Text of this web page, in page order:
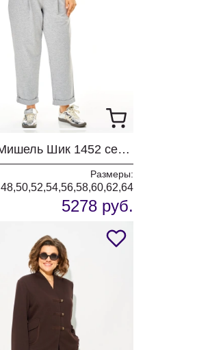
Костюм Мишель Шик 1452 серый+полоска
Размеры:
48,50,52,54,56,58,60,62,64
5278 руб.